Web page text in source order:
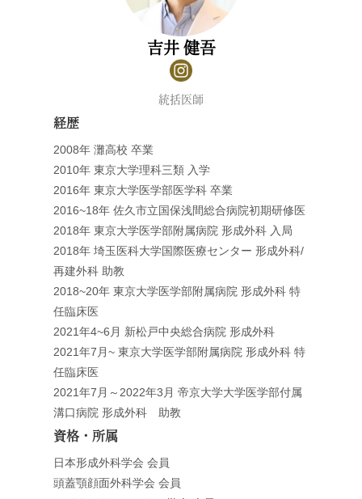
吉井 健吾
統括医師
経歴
2008年 灘高校 卒業
2010年 東京大学理科三類 入学
2016年 東京大学医学部医学科 卒業
2016~18年 佐久市立国保浅間総合病院初期研修医
2018年 東京大学医学部附属病院 形成外科 入局
2018年 埼玉医科大学国際医療センター 形成外科/
再建外科 助教
2018~20年 東京大学医学部附属病院 形成外科 特
任臨床医
2021年4~6月 新松戸中央総合病院 形成外科
2021年7月~ 東京大学医学部附属病院 形成外科 特
任臨床医
2021年7月～2022年3月 帝京大学大学医学部付属
溝口病院 形成外科 助教
資格・所属
日本形成外科学会 会員
頭蓋顎顔面外科学会 会員